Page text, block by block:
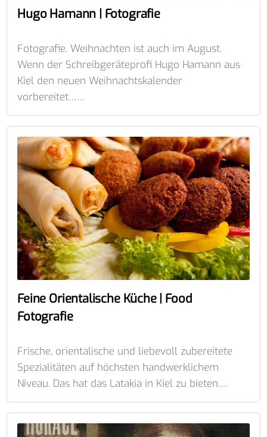
Hugo Hamann | Fotografie
Fotografie. Weihnachten ist auch im August.
Wenn der Schreibgeräteprofi Hugo Hamann aus
Kiel den neuen Weihnachtskalender
vorbereitet……
Feine Orientalische Küche | Food
Fotografie
Frische, orientalische und liebevoll zubereitete
Spezialitäten auf höchsten handwerklichem
Niveau. Das hat das Latakia in Kiel zu bieten.…